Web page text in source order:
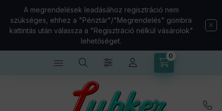
A megrendelések leadásához regisztráció nem
szükséges, ehhez a "Pénztár"/"Megrendelés" gombra
kattintás után válassza a "Regisztráció nélkül vásárolok"
lehetőséget.
Kosárban lévő
0